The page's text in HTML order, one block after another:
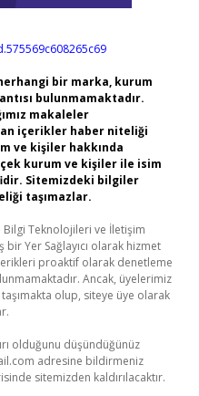
bir marka, kurum
bulunmamaktadır.
makaleler
içerikler haber niteliği
ve kişiler hakkında
kurum ve kişiler ile isim
Sitemizdeki bilgiler
taşımazlar.
Bilgi Teknolojileri ve İletişim
bir Yer Sağlayıcı olarak hizmet
proaktif olarak denetleme
Ancak, üyelerimiz
olup, siteye üye olarak
olduğunu düşündüğünüz
adresine bildirmeniz
sitemizden kaldırılacaktır.